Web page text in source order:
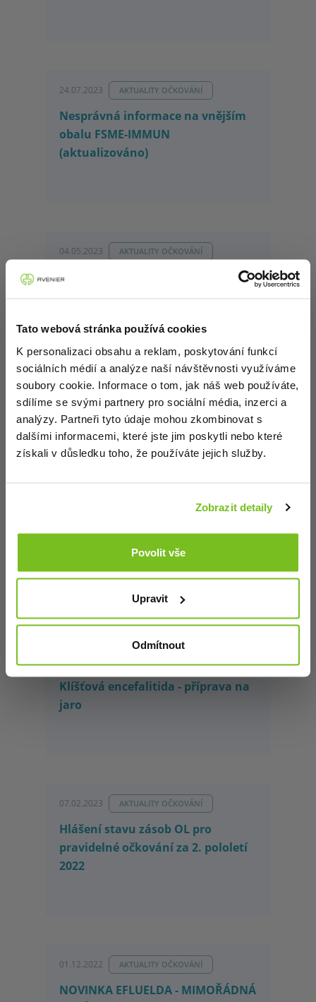
Tato webová stránka používá cookies
K personalizaci obsahu a reklam, poskytování funkcí
sociálních médií a analýze naší návštěvnosti využíváme
soubory cookie. Informace o tom, jak náš web používáte,
sdílíme se svými partnery pro sociální média, inzerci a
analýzy. Partneři tyto údaje mohou zkombinovat s
dalšími informacemi, které jste jim poskytli nebo které
získali v důsledku toho, že používáte jejich služby.
Zobrazit detaily
Povolit vše
Upravit
Odmítnout
24.07.2023 AKTUALITY OČKOVÁNÍ
Nesprávná informace na vnějším
obalu FSME-IMMUN
(aktualizováno)
04.05.2023 AKTUALITY OČKOVÁNÍ
Světový imunizační týden 2023 -
AKTUALITY OČKOVÁNÍ
Světový den meningitidy 24. 4.
Klíšťová encefalitida - příprava na
jaro
07.02.2023 AKTUALITY OČKOVÁNÍ
Hlášení stavu zásob OL pro
pravidelné očkování za 2. pololetí
2022
01.12.2022 AKTUALITY OČKOVÁNÍ
NOVINKA EFLUELDA - MIMOŘÁDNÁ